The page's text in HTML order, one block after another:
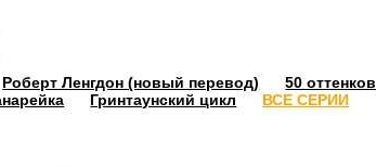
Роберт Ленгдон (новый перевод) 50 оттенков
Гринтаунский цикл ВСЕ СЕРИИ